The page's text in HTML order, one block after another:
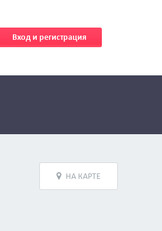
Вход и регистрация
НА КАРТЕ